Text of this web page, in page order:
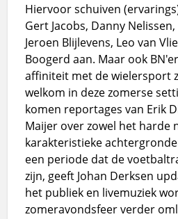
Hiervoor schuiven
Gert Jacobs, Danny
Jeroen Blijlevens, Leo van
Boogerd aan. Maar ook
affiniteit met de wielersport
welkom in deze zomerse
komen reportages van Erik
Maijer over zowel het harde
karakteristieke
een periode dat de
zijn, geeft Johan Derksen
het publiek en livemuziek
zomeravondsfeer verder